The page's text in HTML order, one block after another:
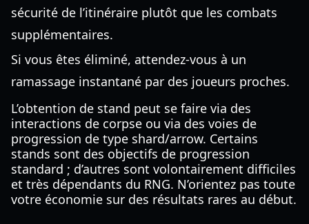
sécurité de l’itinéraire plutôt que les combats
supplémentaires.
Si vous êtes éliminé, attendez-vous à un
ramassage instantané par des joueurs proches.
L’obtention de stand peut se faire via des
interactions de corpse ou via des voies de
progression de type shard/arrow. Certains
stands sont des objectifs de progression
standard ; d’autres sont volontairement difficiles
et très dépendants du RNG. N’orientez pas toute
votre économie sur des résultats rares au début.